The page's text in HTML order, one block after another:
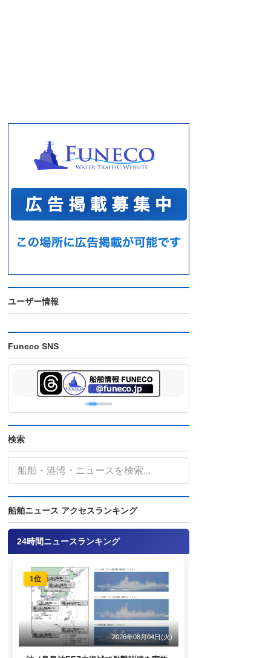
ユーザー情報
Funeco SNS
検索
船舶ニュース アクセスランキング
24時間ニュースランキング
1位
2026年08月04日(火)